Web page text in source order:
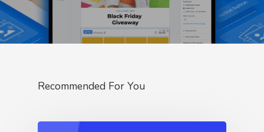
Recommended For You